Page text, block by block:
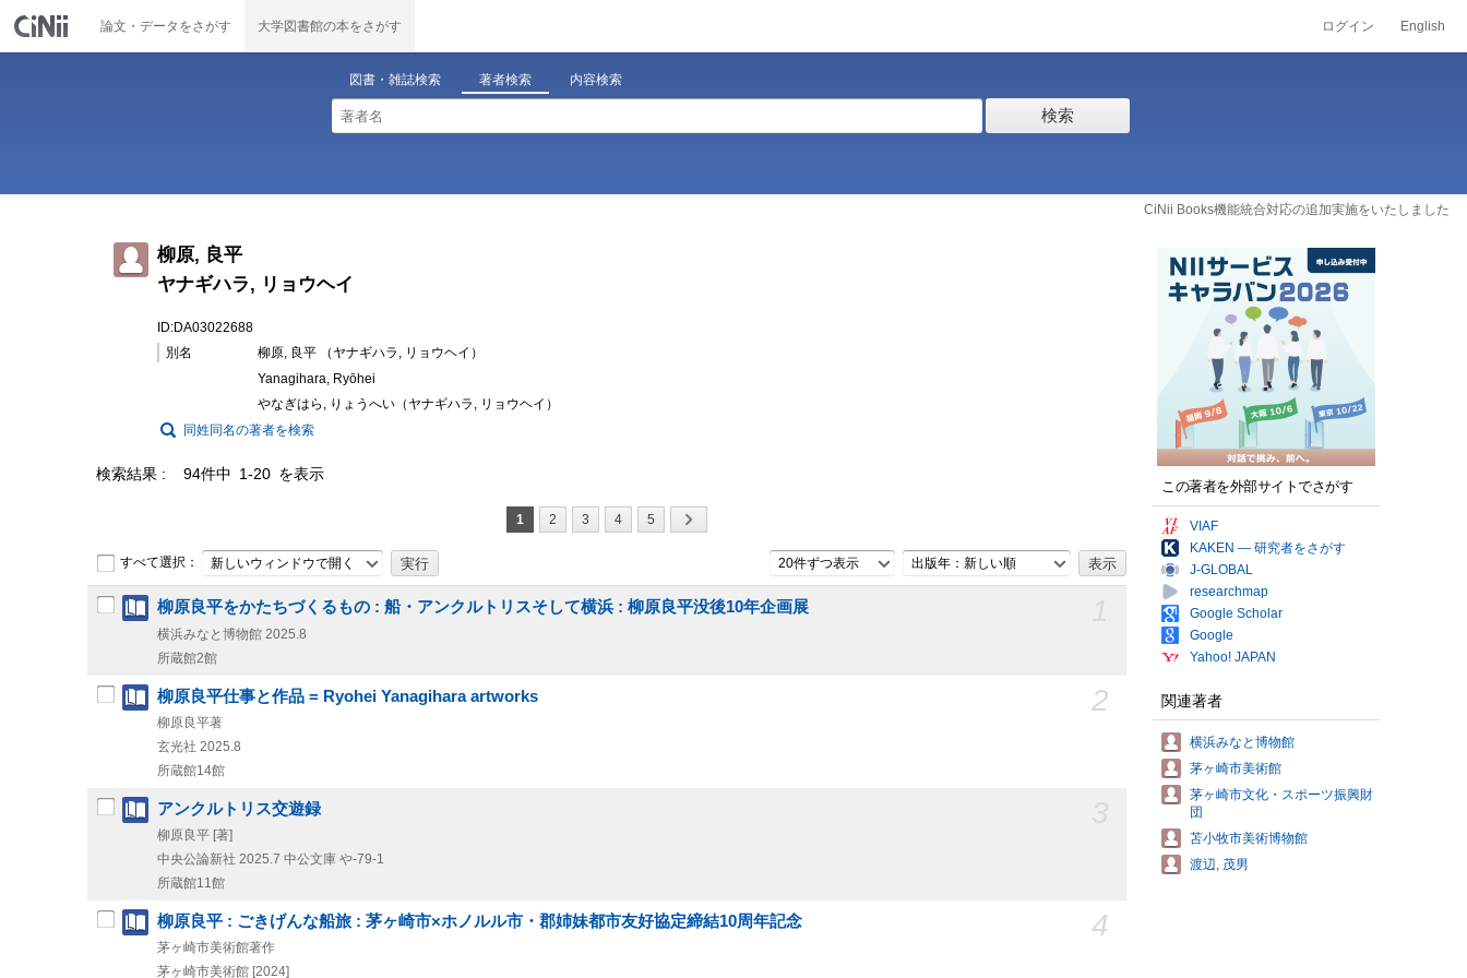
論文・データをさがす 大学図書館の本をさがす ログイン English
図書・雑誌検索 著者検索 内容検索
検索
CiNii Books機能統合対応の追加実施をいたしました
柳原, 良平
ヤナギハラ, リョウヘイ
ID:DA03022688
別名
柳原, 良平 （ヤナギハラ, リョウヘイ）
Yanagihara, Ryōhei
やなぎはら, りょうへい（ヤナギハラ, リョウヘイ）
同姓同名の著者を検索
検索結果 94件中 1-20 を表示
1 2 3 4 5
すべて選択： 新しいウィンドウで開く 20件ずつ表示 出版年：新しい順
柳原良平をかたちづくるもの : 船・アンクルトリスそして横浜 : 柳原良平没後10年企画展
横浜みなと博物館 2025.8
所蔵館2館
2
柳原良平仕事と作品 = Ryohei Yanagihara artworks
柳原良平著
玄光社 2025.8
所蔵館14館
アンクルトリス交遊録
柳原良平 [著]
中央公論新社 2025.7 中公文庫 や-79-1
所蔵館11館
4
柳原良平 : ごきげんな船旅 : 茅ヶ崎市×ホノルル市・郡姉妹都市友好協定締結10周年記念
茅ヶ崎市美術館著作
茅ヶ崎市美術館 [2024]
この著者を外部サイトでさがす
VIAF
KAKEN — 研究者をさがす
J-GLOBAL
researchmap
Google Scholar
Google
Yahoo! JAPAN
関連著者
横浜みなと博物館
茅ヶ崎市美術館
茅ヶ崎市文化・スポーツ振興財
団
苫小牧市美術博物館
渡辺, 茂男